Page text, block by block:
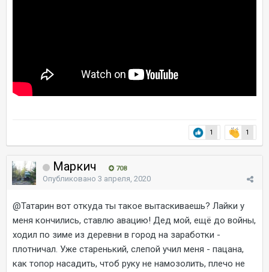
1 1
Маркич 708
Опубликовано 3 апреля, 2020
@Татарин вот откуда ты такое вытаскиваешь? Лайки у
меня кончились, ставлю авацию! Дед мой, ещё до войны,
ходил по зиме из деревни в город на заработки -
плотничал. Уже старенький, слепой учил меня - пацана,
как топор насадить, чтоб руку не намозолить, плечо не